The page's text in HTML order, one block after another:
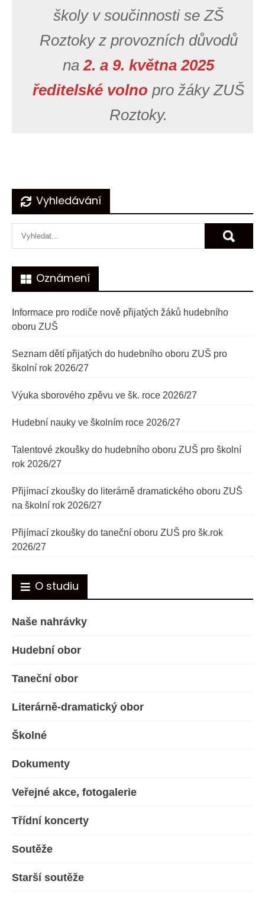
školy v součinnosti se ZŠ
Roztoky z provozních důvodů
na2. a 9. května 2025
ředitelské volno pro žáky ZUŠ
Roztoky.
Navigace
pro
příspěvek
Vyhledávání
Oznámení
Informace pro rodiče nově přijatých žáků hudebního
oboru ZUŠ
Seznam dětí přijatých do hudebního oboru ZUŠ pro
školní rok 2026/27
Výuka sborového zpěvu ve šk. roce 2026/27
Hudební nauky ve školním roce 2026/27
Talentové zkoušky do hudebního oboru ZUŠ pro školní
rok 2026/27
Přijímací zkoušky do literárně dramatického oboru ZUŠ
na školní rok 2026/27
Přijímací zkoušky do taneční oboru ZUŠ pro šk.rok
2026/27
O studiu
Naše nahrávky
Hudební obor
Taneční obor
Literárně-dramatický obor
Školné
Dokumenty
Veřejné akce, fotogalerie
Třídní koncerty
Soutěže
Starší soutěže